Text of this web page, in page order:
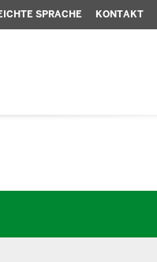
SPRACHE KONTAKT